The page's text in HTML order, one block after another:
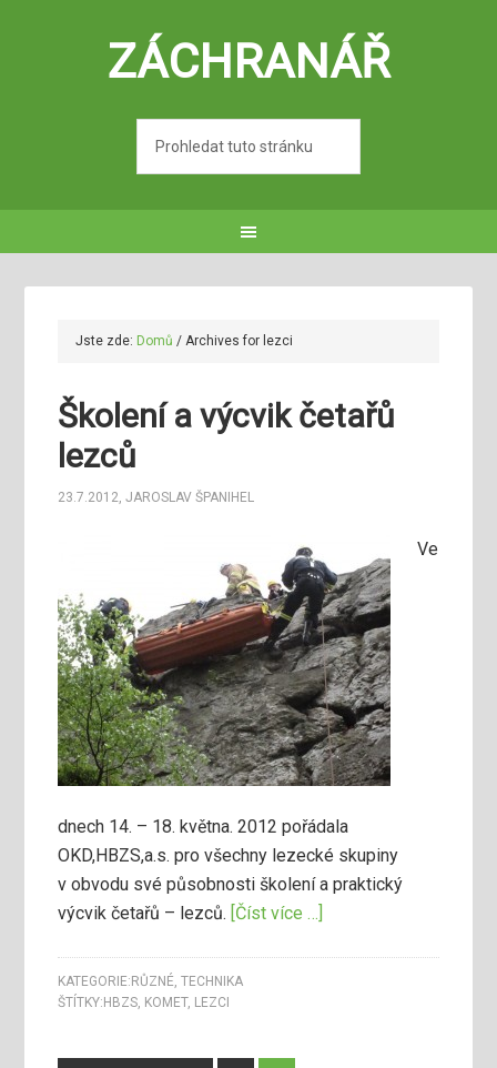
ZÁCHRANÁŘ
Jste zde: Domů / Archives for lezci
Školení a výcvik četařů
lezců
23.7.2012,JAROSLAV ŠPANIHEL
Ve
dnech 14. – 18. května. 2012 pořádala
OKD,HBZS,a.s. pro všechny lezecké skupiny
v obvodu své působnosti školení a praktický
výcvik četařů – lezců. [Číst více …]
KATEGORIE: RŮZNÉ,TECHNIKA
ŠTÍTKY: HBZS, KOMET, LEZCI